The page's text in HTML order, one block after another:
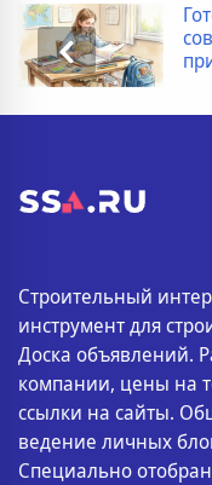
Строительный
инструмент для
Доска объявлений.
компании, цены на
ссылки на сайты.
ведение личных
Специально